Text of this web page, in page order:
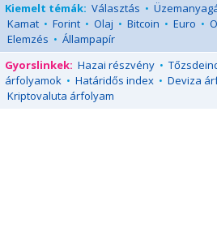
Kiemelt témák: Választás •
Kamat • Forint • Olaj • Bitcoin • Euro •
Elemzés • Állampapír
Gyorslinkek: Hazai részvény •
árfolyamok • Határidős index • Deviza
Kriptovaluta árfolyam